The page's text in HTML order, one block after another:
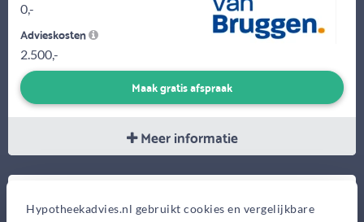
Hypotheekadvies.nl gebruikt cookies en vergelijkbare
0,-
Advieskosten
2.500,-
Maak gratis afspraak
Meer informatie
Willem Westerweel